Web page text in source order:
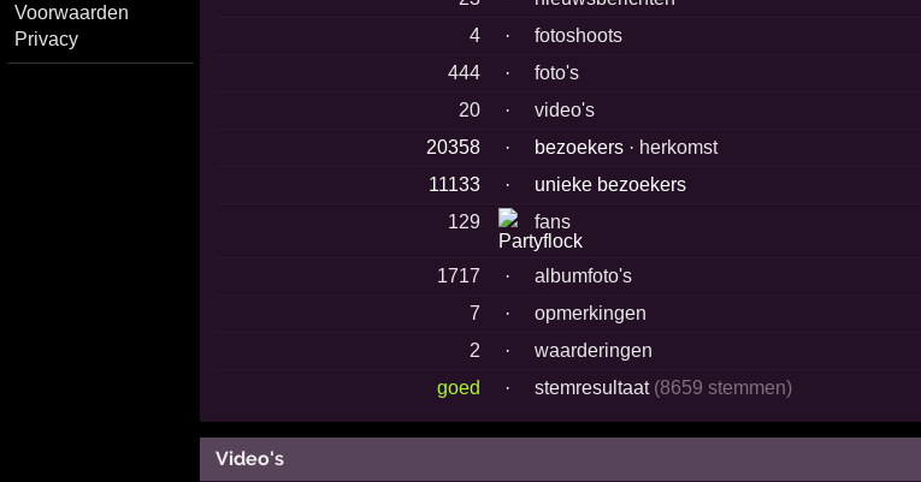
Voorwaarden
Privacy
4
·
fotoshoots
444
·
foto's
20
·
video's
20358
· bezoekers · herkomst
11133
·
unieke bezoekers
129
fans
1717 ·
albumfoto's
7
·
opmerkingen
2
·
waarderingen
goed
· stemresultaat (8659 stemmen)
Video's